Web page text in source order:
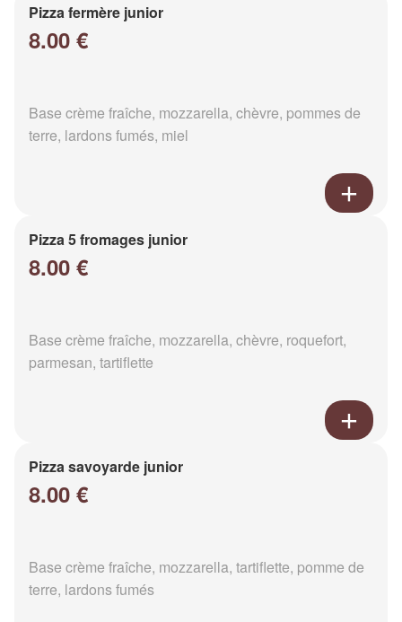
Pizza fermère junior
8.00 €
Base crème fraîche, mozzarella, chèvre, pommes de
terre, lardons fumés, miel
Pizza 5 fromages junior
8.00 €
Base crème fraîche, mozzarella, chèvre, roquefort,
parmesan, tartiflette
Pizza savoyarde junior
8.00 €
Base crème fraîche, mozzarella, tartiflette, pomme de
terre, lardons fumés